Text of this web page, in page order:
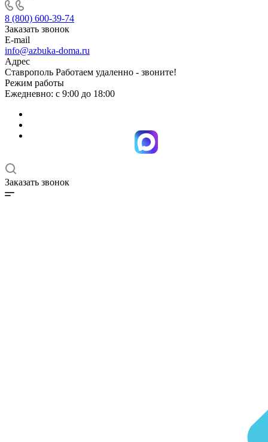
8 (800) 600-39-74
Заказать звонок
E-mail
info@azbuka-doma.ru
Адрес
Ставрополь Работаем удаленно - звоните!
Режим работы
Ежедневно: с 9:00 до 18:00
Заказать звонок